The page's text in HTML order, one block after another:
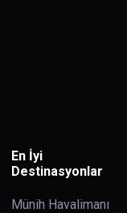
En İyi
Destinasyonlar
Münih Havalimanı